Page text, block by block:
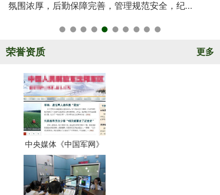
间的衣、食、住、行全方位有效管控，由生活...
荣誉资质 更多
中央媒体《中国军网》